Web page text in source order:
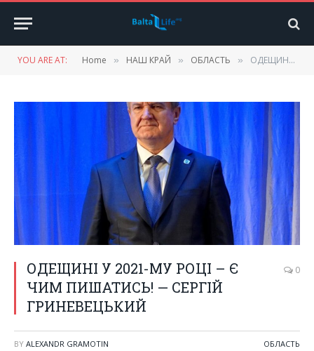
YOU ARE AT: Home » НАШ КРАЙ » ОБЛАСТЬ » ОДЕЩИНІ У 2021-МУ РОЦІ – Є ЧИМ ПИШАТИСЬ! — СЕРГІЙ ГРИНЕВЕЦЬКИЙ
ОДЕЩИНІ У 2021-МУ РОЦІ – Є
ЧИМ ПИШАТИСЬ! — СЕРГІЙ
ГРИНЕВЕЦЬКИЙ
0
BY ALEXANDR GRAMOTIN ОБЛАСТЬ